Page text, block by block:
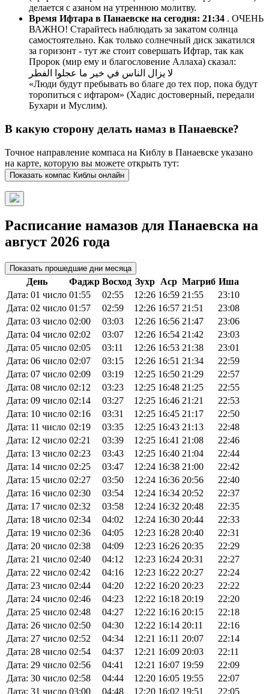
делается с азаном на утреннюю молитву.
Время Ифтара в Панаевске на сегодня: 21:34 . ОЧЕНЬ
ВАЖНО! Старайтесь наблюдать за закатом солнца
самостоятельно. Как только солнечный диск закатился
за горизонт - тут же стоит совершать Ифтар, так как
Пророк (мир ему и благословение Аллаха) сказал:
لا يزال الناس في خير ما عجلوا الفطر
«Люди будут пребывать во благе до тех пор, пока будут
торопиться с ифтаром» (Хадис достоверный, передали
Бухари и Муслим).
В какую сторону делать намаз в Панаевске?
Точное направление компаса на Киблу в Панаевске указано
на карте, которую вы можете открыть тут:
Показать компас Киблы онлайн
Расписание намазов для Панаевска на
август 2026 года
Показать прошедшие дни месяца
День Фаджр Восход Зухр Аср Магриб Иша
Дата: 01 число 01:55 02:55 12:26 16:59 21:55
23:10
Дата: 02 число 01:57 02:59 12:26 16:57 21:51
23:08
Дата: 03 число 02:00 03:03 12:26 16:56 21:47
23:06
Дата: 04 число 02:02 03:07 12:26 16:54 21:42
23:03
Дата: 05 число 02:05 03:11 12:26 16:53 21:38
23:01
Дата: 06 число 02:07 03:15 12:26 16:51 21:34
22:59
Дата: 07 число 02:09 03:19 12:25 16:50 21:29
22:57
Дата: 08 число 02:12 03:23 12:25 16:48 21:25
22:55
Дата: 09 число 02:14 03:27 12:25 16:46 21:21
22:53
Дата: 10 число 02:16 03:31 12:25 16:45 21:17
22:50
Дата: 11 число 02:19 03:35 12:25 16:43 21:13
22:48
Дата: 12 число 02:21 03:39 12:25 16:41 21:08
22:46
Дата: 13 число 02:23 03:43 12:25 16:40 21:04
22:44
Дата: 14 число 02:25 03:47 12:24 16:38 21:00
22:42
Дата: 15 число 02:27 03:50 12:24 16:36 20:56
22:40
Дата: 16 число 02:30 03:54 12:24 16:34 20:52
22:37
Дата: 17 число 02:32 03:58 12:24 16:32 20:48
22:35
Дата: 18 число 02:34 04:02 12:24 16:30 20:44
22:33
Дата: 19 число 02:36 04:05 12:23 16:28 20:40
22:31
Дата: 20 число 02:38 04:09 12:23 16:26 20:35
22:29
Дата: 21 число 02:40 04:12 12:23 16:24 20:31
22:27
Дата: 22 число 02:42 04:16 12:23 16:22 20:27
22:24
Дата: 23 число 02:44 04:20 12:22 16:20 20:23
22:22
Дата: 24 число 02:46 04:23 12:22 16:18 20:19
22:20
Дата: 25 число 02:48 04:27 12:22 16:16 20:15
22:18
Дата: 26 число 02:50 04:30 12:22 16:14 20:11
22:16
Дата: 27 число 02:52 04:34 12:21 16:11 20:07
22:14
Дата: 28 число 02:54 04:37 12:21 16:09 20:03
22:11
Дата: 29 число 02:56 04:41 12:21 16:07 19:59
22:09
Дата: 30 число 02:58 04:44 12:20 16:05 19:55
22:07
Дата: 31 число 03:00 04:48 12:20 16:02 19:51
22:05